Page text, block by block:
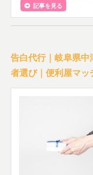
記事を見る
告白代行｜岐阜県
者選び｜便利屋マッ